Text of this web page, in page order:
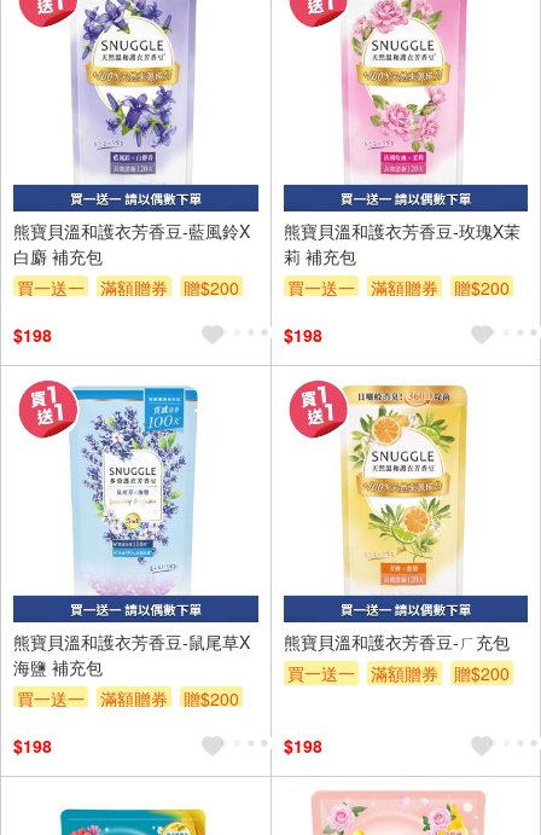
熊寶貝溫和護衣芳香豆-藍風鈴X
白麝 補充包
買一送一
滿額贈券
贈$200
$198
熊寶貝溫和護衣芳香豆-玫瑰X茉
莉 補充包
買一送一
滿額贈券
贈$200
$198
熊寶貝溫和護衣芳香豆-鼠尾草X
海鹽 補充包
買一送一
滿額贈券
贈$200
$198
熊寶貝溫和護衣芳香豆-ㄏ充包
買一送一
滿額贈券 贈$200
$198